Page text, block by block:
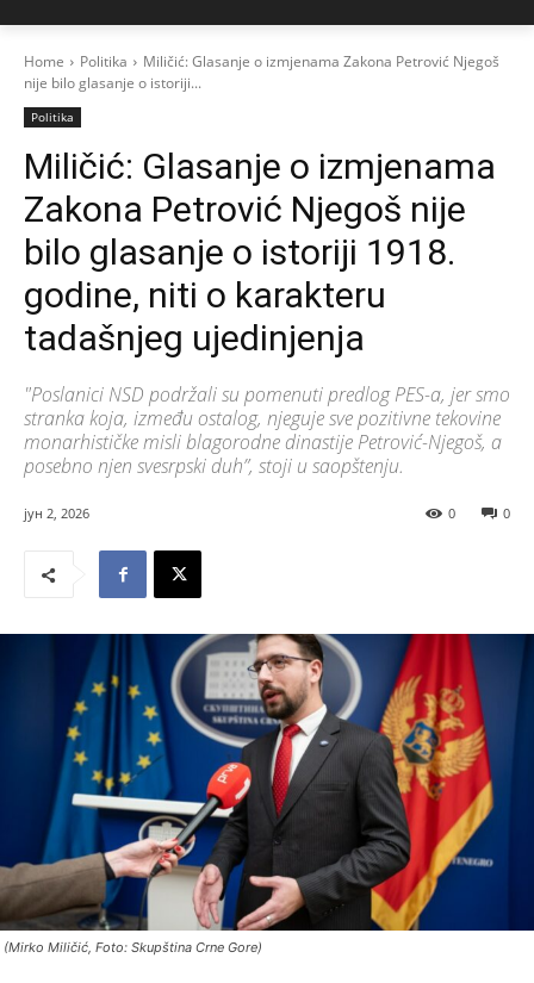
Home Politika
Miličić: Glasanje o izmjenama Zakona Petrović Njegoš
nije bilo glasanje o istoriji...
Politika
Miličić: Glasanje o izmjenama
Zakona Petrović Njegoš nije
bilo glasanje o istoriji 1918.
godine, niti o karakteru
tadašnjeg ujedinjenja
"Poslanici NSD podržali su pomenuti predlog PES-a, jer smo
stranka koja, između ostalog, njeguje sve pozitivne tekovine
monarhističke misli blagorodne dinastije Petrović-Njegoš, a
posebno njen svesrpski duh”, stoji u saopštenju.
јун 2, 2026 0
0
(Mirko Miličić, Foto: Skupština Crne Gore)